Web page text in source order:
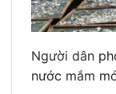
Người dân
nước mắm